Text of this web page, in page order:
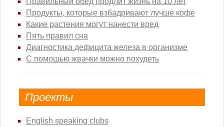
Продукты, которые взбадривают лучше кофе
Какие растения могут нанести вред
Пять правил сна
Диагностика дефицита железа в организме
С помощью жвачки можно похудеть
Проекты
English speaking clubs